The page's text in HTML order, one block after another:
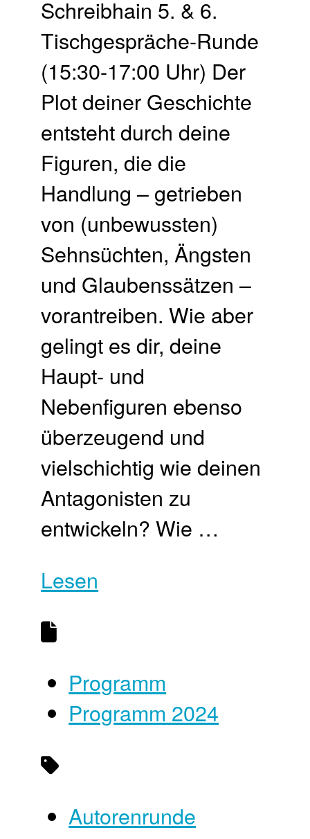
Schreibhain 5. & 6.
Tisch­gespräche-Runde
(15:30-17:00 Uhr) Der
Plot deiner Geschichte
entsteht durch deine
Figuren, die die
Handlung – getrieben
von (unbewussten)
Sehnsüchten, Ängsten
und Glaubenssätzen –
vorantreiben. Wie aber
gelingt es dir, deine
Haupt- und
Nebenfiguren ebenso
überzeugend und
vielschichtig wie deinen
Antagonisten zu
entwickeln? Wie …
Lesen
Programm
Programm 2024
Autorenrunde